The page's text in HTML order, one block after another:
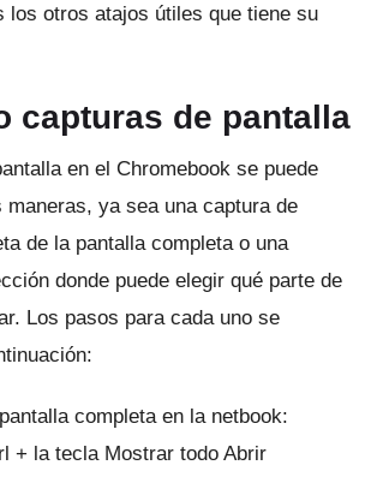
los otros atajos útiles que tiene su
capturas de pantalla
en el Chromebook se puede
maneras, ya sea una captura de
de la pantalla completa o una
donde puede elegir qué parte de
Los pasos para cada uno se
completa en la netbook:
+ la tecla Mostrar todo Abrir